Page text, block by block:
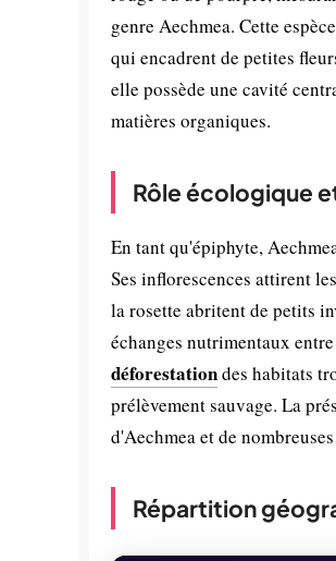
genre Aechmea. Cette
qui encadrent de petites
elle possède une cavité
matières organiques.
Rôle écologique
En tant qu'épiphyte,
Ses inflorescences attirent
la rosette abritent de petits
échanges nutrimentaux
déforestationdes habitats
prélèvement sauvage. La
d'Aechmea et de
Répartition